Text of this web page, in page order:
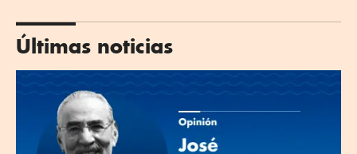
Últimas noticias